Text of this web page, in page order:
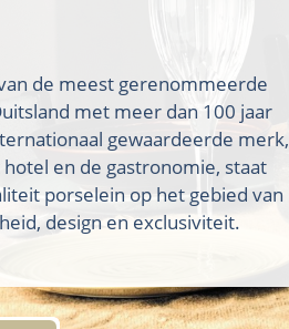
de meest gerenommeerde
met meer dan 100 jaar
gewaardeerde merk,
en de gastronomie, staat
porselein op het gebied van
design en exclusiviteit.